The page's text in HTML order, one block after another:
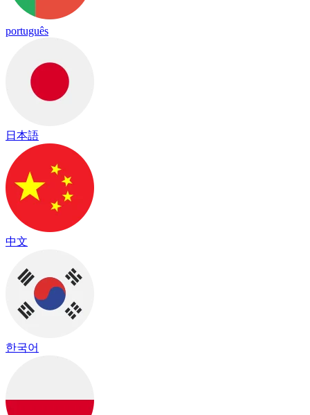
português
日本語
中文
한국어